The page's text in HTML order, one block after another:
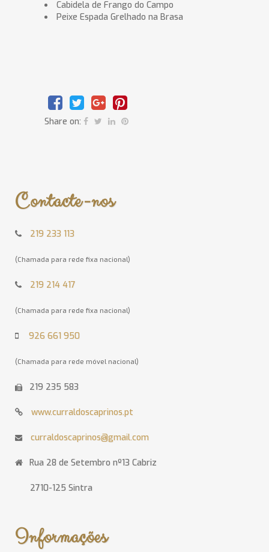
Cabidela de Frango do Campo
Peixe Espada Grelhado na Brasa
Share on:
Contacte-nos
219 233 113
(Chamada para rede fixa nacional)
219 214 417
(Chamada para rede fixa nacional)
926 661 950
(Chamada para rede móvel nacional)
219 235 583
www.curraldoscaprinos.pt
curraldoscaprinos@gmail.com
Rua 28 de Setembro nº13 Cabriz
2710-125 Sintra
Informações